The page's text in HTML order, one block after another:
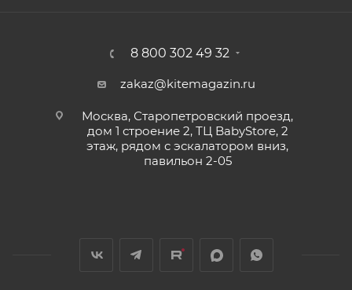
8 800 302 49 32
zakaz@kitemagazin.ru
Москва, Старопетровский проезд,
дом 1 строение 2, ТЦ BabyStore, 2
этаж, рядом с эскалатором вниз,
павильон 2-05